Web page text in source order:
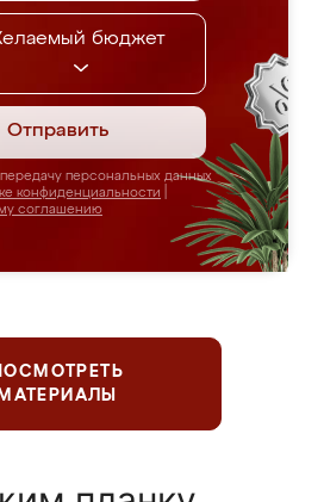
бюджет
Отправить
персональных данных
конфиденциальности
соглашению
МАТЕРИАЛЫ